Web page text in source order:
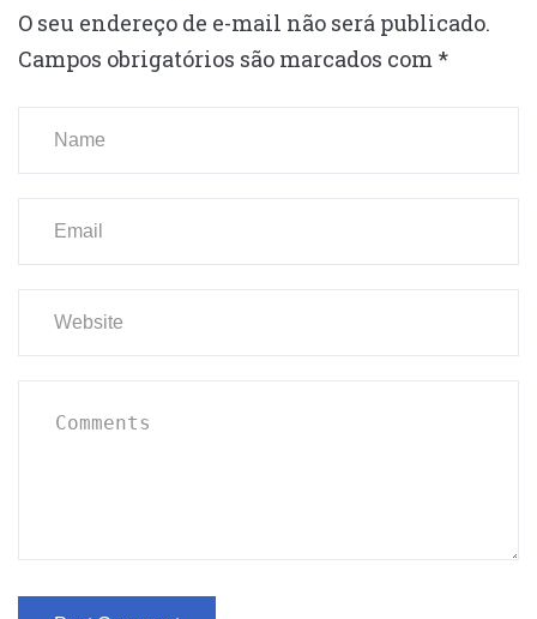
O seu endereço de e-mail não será publicado.
Campos obrigatórios são marcados com *